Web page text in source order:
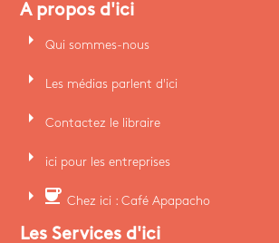
A propos d'ici
arrow_right Qui sommes-nous
arrow_right Les médias parlent d'ici
arrow_right Contactez le libraire
arrow_right ici pour les entreprises
arrow_right coffee Chez ici : Café Apapacho
Les Services d'ici